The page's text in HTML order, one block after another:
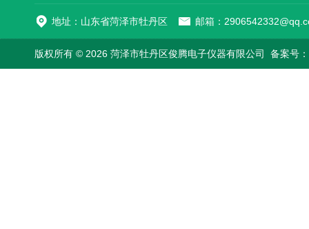
地址：山东省菏泽市牡丹区 邮箱：
版权所有 © 2026 菏泽市牡丹区俊腾电子仪器有限公司 备案号